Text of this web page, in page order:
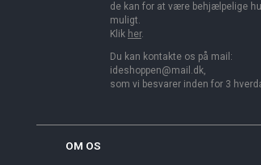
de kan for at være behjælpelige
muligt.
Klik her.
Du kan kontakte os på mail:
ideshoppen@mail.dk,
som vi besvarer inden for 3
OM OS